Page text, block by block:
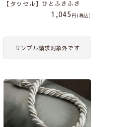
【タッセル】ひとふさふさ
1,045 税込
サンプル請求対象外です